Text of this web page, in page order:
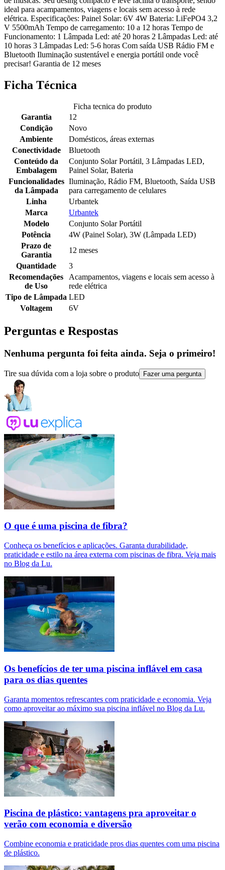
ideal para acampamentos, viagens e locais sem acesso à rede
elétrica. Especificações: Painel Solar: 6V 4W Bateria: LiFePO4 3,2
V 5500mAh Tempo de carregamento: 10 a 12 horas Tempo de
Funcionamento: 1 Lâmpada Led: até 20 horas 2 Lâmpadas Led: até
10 horas 3 Lâmpadas Led: 5-6 horas Com saída USB Rádio FM e
Bluetooth Iluminação sustentável e energia portátil onde você
precisar! Garantia de 12 meses
Ficha Técnica
Ficha tecnica do produto
Garantia
12
Condição
Novo
Ambiente
Domésticos, áreas externas
Conectividade
Bluetooth
Conteúdo da
Embalagem
Conjunto Solar Portátil, 3 Lâmpadas LED,
Painel Solar, Bateria
Funcionalidades
da Lâmpada
Iluminação, Rádio FM, Bluetooth, Saída USB
para carregamento de celulares
Linha
Urbantek
Marca
Urbantek
Modelo
Conjunto Solar Portátil
Potência
4W (Painel Solar), 3W (Lâmpada LED)
Prazo de
Garantia
12 meses
Quantidade
3
Recomendações
de Uso
Acampamentos, viagens e locais sem acesso à
rede elétrica
Tipo de Lâmpada LED
Voltagem
6V
Perguntas e Respostas
Nenhuma pergunta foi feita ainda. Seja o primeiro!
Tire sua dúvida com a loja sobre o produto Fazer uma pergunta
O que é uma piscina de fibra?
Conheça os benefícios e aplicações. Garanta durabilidade,
praticidade e estilo na área externa com piscinas de fibra. Veja mais
no Blog da Lu.
Os benefícios de ter uma piscina inflável em casa
para os dias quentes
Garanta momentos refrescantes com praticidade e economia. Veja
como aproveitar ao máximo sua piscina inflável no Blog da Lu.
Piscina de plástico: vantagens pra aproveitar o
verão com economia e diversão
Combine economia e praticidade pros dias quentes com uma piscina
de plástico.